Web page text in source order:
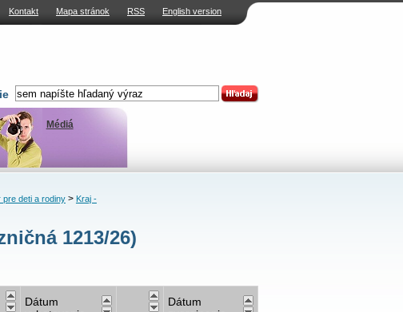
Kontakt Mapa stránok RSS English version
Médiá
pre deti a rodiny> Kraj -
1213/26)
Dátum
Dátum